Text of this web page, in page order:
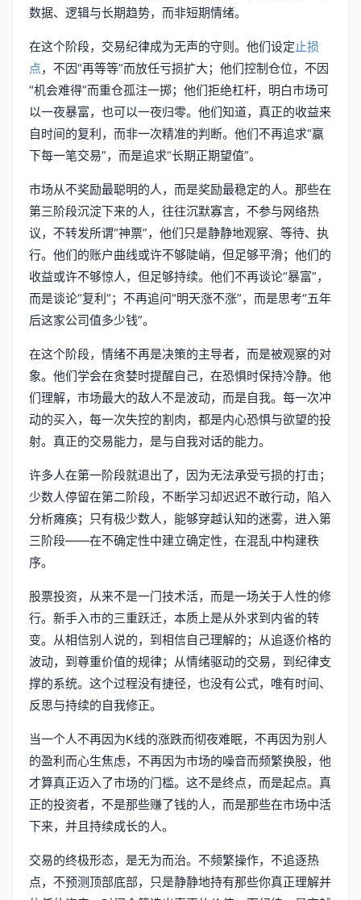
数据、逻辑与长期趋势，而非短期情绪。
在这个阶段，交易纪律成为无声的守则。他们设定止损
点，不因“再等等”而放任亏损扩大；他们控制仓位，不因
“机会难得”而重仓孤注一掷；他们拒绝杠杆，明白市场可
以一夜暴富，也可以一夜归零。他们知道，真正的收益来
自时间的复利，而非一次精准的判断。他们不再追求“赢
下每一笔交易”，而是追求“长期正期望值”。
市场从不奖励最聪明的人，而是奖励最稳定的人。那些在
第三阶段沉淀下来的人，往往沉默寡言，不参与网络热
议，不转发所谓“神票”，他们只是静静地观察、等待、执
行。他们的账户曲线或许不够陡峭，但足够平滑；他们的
收益或许不够惊人，但足够持续。他们不再谈论“暴富”，
而是谈论“复利”；不再追问“明天涨不涨”，而是思考“五年
后这家公司值多少钱”。
在这个阶段，情绪不再是决策的主导者，而是被观察的对
象。他们学会在贪婪时提醒自己，在恐惧时保持冷静。他
们理解，市场最大的敌人不是波动，而是自我。每一次冲
动的买入，每一次失控的割肉，都是内心恐惧与欲望的投
射。真正的交易能力，是与自我对话的能力。
许多人在第一阶段就退出了，因为无法承受亏损的打击；
少数人停留在第二阶段，不断学习却迟迟不敢行动，陷入
分析瘫痪；只有极少数人，能够穿越认知的迷雾，进入第
三阶段——在不确定性中建立确定性，在混乱中构建秩
序。
股票投资，从来不是一门技术活，而是一场关于人性的修
行。新手入市的三重跃迁，本质上是从外求到内省的转
变。从相信别人说的，到相信自己理解的；从追逐价格的
波动，到尊重价值的规律；从情绪驱动的交易，到纪律支
撑的系统。这个过程没有捷径，也没有公式，唯有时间、
反思与持续的自我修正。
当一个人不再因为K线的涨跌而彻夜难眠，不再因为别人
的盈利而心生焦虑，不再因为市场的噪音而频繁换股，他
才算真正迈入了市场的门槛。这不是终点，而是起点。真
正的投资者，不是那些赚了钱的人，而是那些在市场中活
下来，并且持续成长的人。
交易的终极形态，是无为而治。不频繁操作，不追逐热
点，不预测顶部底部，只是静静地持有那些你真正理解并